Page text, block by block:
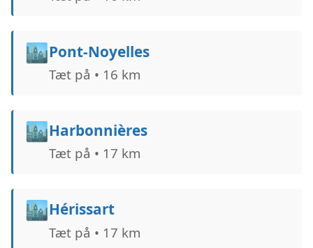
🏙️Pont-Noyelles
Tæt på • 16 km
🏙️Harbonnières
Tæt på • 17 km
🏙️Hérissart
Tæt på • 17 km